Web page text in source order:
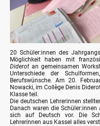
20 Schüler:innen des
Möglichkeit haben mit
Diderot an gemeinsamen
Unterschiede der
Berufswünsche. Am 20.
Nowacki, im Collège Denis
Klasse teil.
Die deutschen Lehrerinnen
Danach waren die
sich auf Deutsch vor. Die
Lehrerinnen aus Kassel alles